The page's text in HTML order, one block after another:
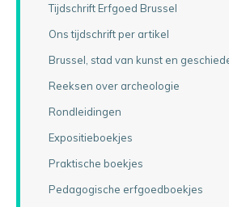
Tijdschrift Erfgoed Brussel
Ons tijdschrift per artikel
Brussel, stad van kunst en
Reeksen over archeologie
Rondleidingen
Expositieboekjes
Praktische boekjes
Pedagogische erfgoedboekjes